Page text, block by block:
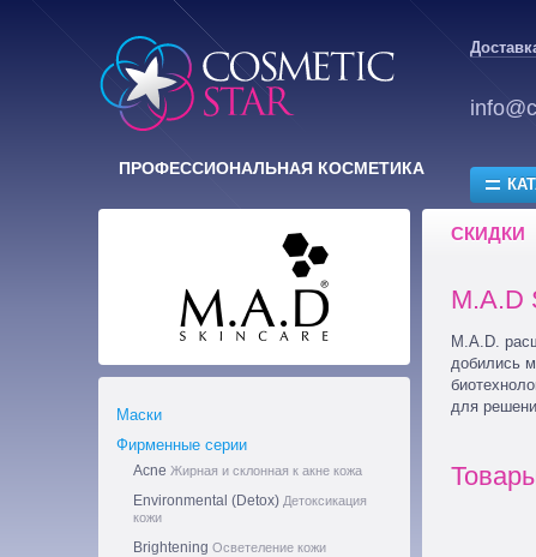
ПРОФЕССИОНАЛЬНАЯ КОСМЕТИКА
СКИДКИ
M.A.D
M.A.D.
добились
для
Маски
Фирменные серии
Аcne Жирная и склонная к акне кожа
Environmental (Detox) Детоксикация
кожи
Brightening Осветеление кожи